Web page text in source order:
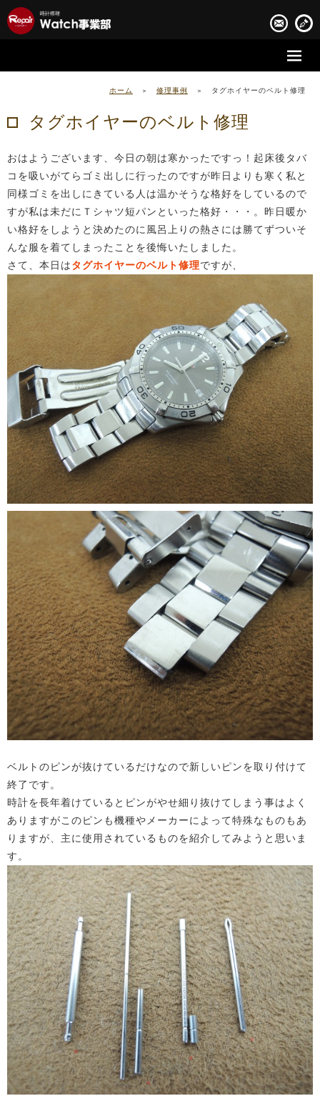
時計修理実績
会社案内
ホーム > 修理事例 > タグホイヤーのベルト修理
タグホイヤーのベルト修理
おはようございます、今日の朝は寒かったですっ！起床後タバ
コを吸いがてらゴミ出しに行ったのですが昨日よりも寒く私と
同様ゴミを出しにきている人は温かそうな格好をしているので
すが私は未だにＴシャツ短パンといった格好・・・。昨日暖か
い格好をしようと決めたのに風呂上りの熱さには勝てずついそ
んな服を着てしまったことを後悔いたしました。
さて、本日はタグホイヤーのベルト修理ですが、
ベルトのピンが抜けているだけなので新しいピンを取り付けて
終了です。
時計を長年着けているとピンがやせ細り抜けてしまう事はよく
ありますがこのピンも機種やメーカーによって特殊なものもあ
りますが、主に使用されているものを紹介してみようと思いま
す。